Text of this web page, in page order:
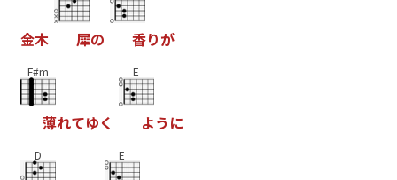
金木 犀の 香りが
F#m
薄れてゆく
E
よう に
D E